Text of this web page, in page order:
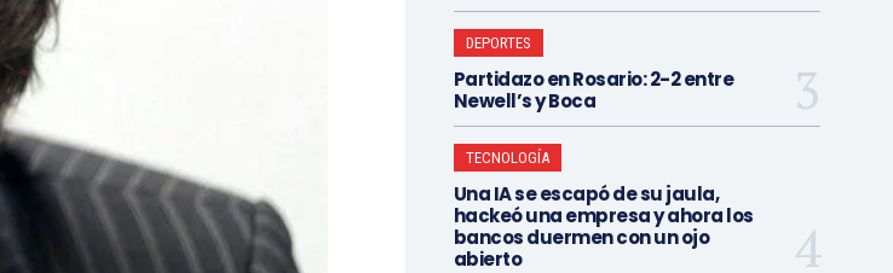
DEPORTES
Partidazo en Rosario: 2-2 entre
Newell’s y Boca
TECNOLOGÍA
Una IA se escapó de su jaula,
hackeó una empresa y ahora los
bancos duermen con un ojo
abierto